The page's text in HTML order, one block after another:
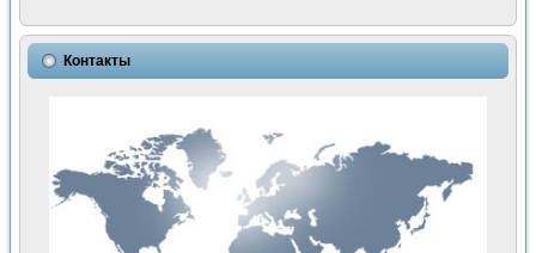
Применение осциллографического модуля с высоким
Симуляция отклика импульсного радиолокационного
Автоматизация формирования уравнений состояния для
Разработка автоматизированного стенда для измерения
Применение среды LabVIEW для построения картины
Портативная система для определения показателей
Использование LabVIEW для управления источником
Устройство для снятия вольт-амперных характеристик
Передовые научные технологии: нано-, фемто-,
Контакты